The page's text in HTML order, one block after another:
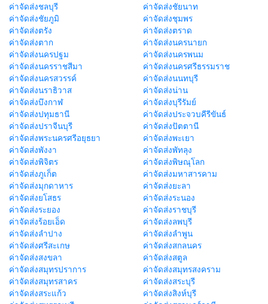
ค่าจัดส่งชลบุรี
ค่าจัดส่งชัยนาท
ค่าจัดส่งชัยภูมิ
ค่าจัดส่งชุมพร
ค่าจัดส่งตรัง
ค่าจัดส่งตราด
ค่าจัดส่งตาก
ค่าจัดส่งนครนายก
ค่าจัดส่งนครปฐม
ค่าจัดส่งนครพนม
ค่าจัดส่งนครราชสีมา
ค่าจัดส่งนครศรีธรรมราช
ค่าจัดส่งนครสวรรค์
ค่าจัดส่งนนทบุรี
ค่าจัดส่งนราธิวาส
ค่าจัดส่งน่าน
ค่าจัดส่งบึงกาฬ
ค่าจัดส่งบุรีรัมย์
ค่าจัดส่งปทุมธานี
ค่าจัดส่งประจวบคีรีขันธ์
ค่าจัดส่งปราจีนบุรี
ค่าจัดส่งปัตตานี
ค่าจัดส่งพระนครศรีอยุธยา
ค่าจัดส่งพะเยา
ค่าจัดส่งพังงา
ค่าจัดส่งพัทลุง
ค่าจัดส่งพิจิตร
ค่าจัดส่งพิษณุโลก
ค่าจัดส่งภูเก็ต
ค่าจัดส่งมหาสารคาม
ค่าจัดส่งมุกดาหาร
ค่าจัดส่งยะลา
ค่าจัดส่งยโสธร
ค่าจัดส่งระนอง
ค่าจัดส่งระยอง
ค่าจัดส่งราชบุรี
ค่าจัดส่งร้อยเอ็ด
ค่าจัดส่งลพบุรี
ค่าจัดส่งลำปาง
ค่าจัดส่งลำพูน
ค่าจัดส่งศรีสะเกษ
ค่าจัดส่งสกลนคร
ค่าจัดส่งสงขลา
ค่าจัดส่งสตูล
ค่าจัดส่งสมุทรปราการ
ค่าจัดส่งสมุทรสงคราม
ค่าจัดส่งสมุทรสาคร
ค่าจัดส่งสระบุรี
ค่าจัดส่งสระแก้ว
ค่าจัดส่งสิงห์บุรี